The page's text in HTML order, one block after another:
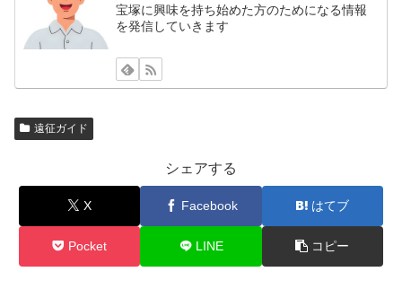
宝塚に興味を持ち始めた方のためになる情報
を発信していきます
遠征ガイド
シェアする
X Facebook はてブ
Pocket LINE コピー